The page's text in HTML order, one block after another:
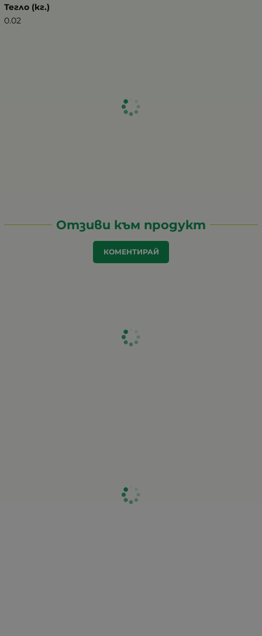
Тегло (кг.)
0.02
Отзиви към продукт
КОМЕНТИРАЙ